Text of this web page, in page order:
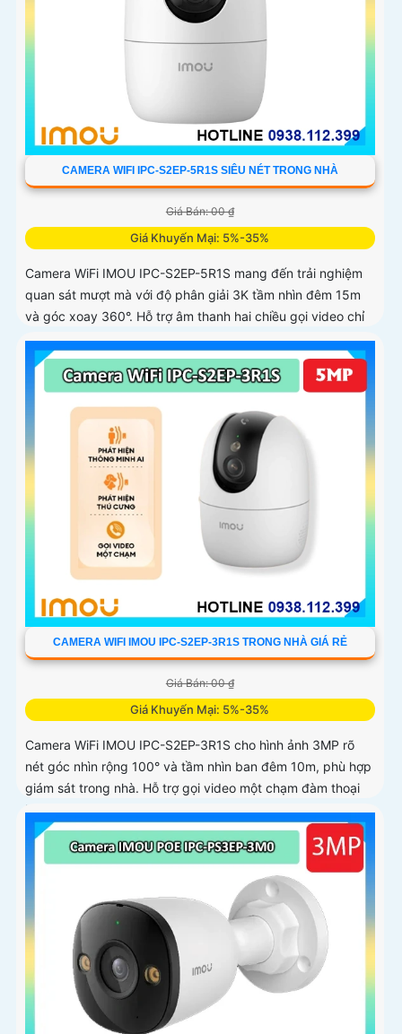
CAMERA WIFI IPC-S2EP-5R1S SIÊU NÉT TRONG NHÀ
Giá Bán: 00 ₫
Giá Khuyến Mại: 5%-35%
Camera WiFi IMOU IPC-S2EP-5R1S mang đến trải nghiệm
quan sát mượt mà với độ phân giải 3K tầm nhìn đêm 15m
và góc xoay 360°. Hỗ trợ âm thanh hai chiều gọi video chỉ
với một chạm và lưu trữ thẻ nhớ tới 256GB
CAMERA WIFI IMOU IPC-S2EP-3R1S TRONG NHÀ GIÁ RẺ
Giá Bán: 00 ₫
Giá Khuyến Mại: 5%-35%
Camera WiFi IMOU IPC-S2EP-3R1S cho hình ảnh 3MP rõ
nét góc nhìn rộng 100° và tầm nhìn ban đêm 10m, phù hợp
giám sát trong nhà. Hỗ trợ gọi video một chạm đàm thoại
hai chiều và kết nối Wi-Fi ổn định giúp quan sát từ xa